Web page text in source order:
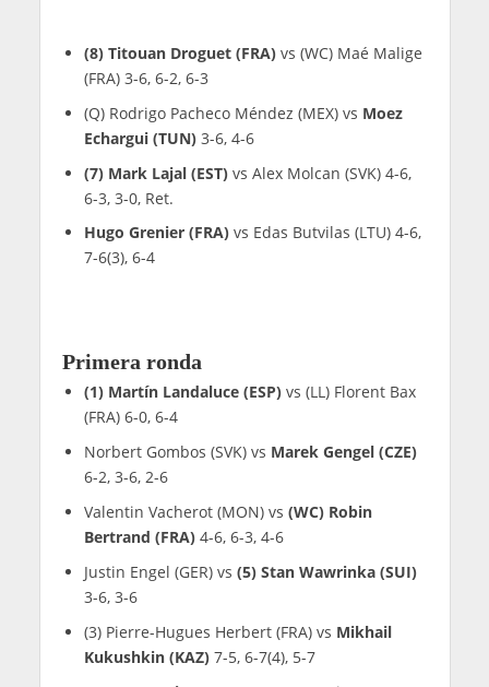
(8) Titouan Droguet (FRA)vs (WC) Maé Malige
(FRA) 3-6, 6-2, 6-3
(Q) Rodrigo Pacheco Méndez (MEX) vs Moez
Echargui (TUN)3-6, 4-6
(7) Mark Lajal (EST)vs Alex Molcan (SVK) 4-6,
6-3, 3-0, Ret.
Hugo Grenier (FRA)vs Edas Butvilas (LTU) 4-6,
7-6(3), 6-4
Primera ronda
(1) Martín Landaluce (ESP)vs (LL) Florent Bax
(FRA) 6-0, 6-4
Norbert Gombos (SVK) vs Marek Gengel (CZE)
6-2, 3-6, 2-6
Valentin Vacherot (MON) vs (WC) Robin
Bertrand (FRA)4-6, 6-3, 4-6
Justin Engel (GER) vs (5) Stan Wawrinka (SUI)
3-6, 3-6
(3) Pierre-Hugues Herbert (FRA) vs Mikhail
Kukushkin (KAZ)7-5, 6-7(4), 5-7